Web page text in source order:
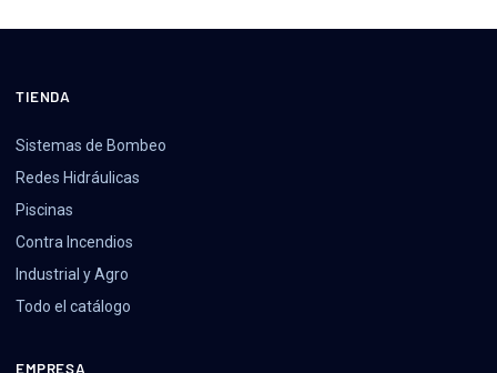
TIENDA
Sistemas de Bombeo
Redes Hidráulicas
Piscinas
Contra Incendios
Industrial y Agro
Todo el catálogo
EMPRESA